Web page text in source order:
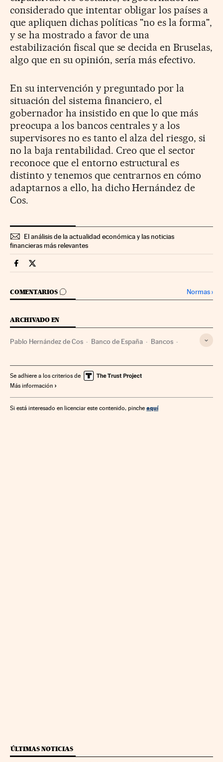
considerado que intentar obligar los países a
que apliquen dichas políticas "no es la forma",
y se ha mostrado a favor de una
estabilización fiscal que se decida en Bruselas,
algo que en su opinión, sería más efectivo.
En su intervención y preguntado por la
situación del sistema financiero, el
gobernador ha insistido en que lo que más
preocupa a los bancos centrales y a los
supervisores no es tanto el alza del riesgo, si
no la baja rentabilidad. Creo que el sector
reconoce que el entorno estructural es
distinto y tenemos que centrarnos en cómo
adaptarnos a ello, ha dicho Hernández de
Cos.
El análisis de la actualidad económica y las noticias
financieras más relevantes
Companias Cinco Días en Facebook
Companias Cinco Días en Twitter
COMENTARIOS
IR A LOS COMENTARIOS Normas›
ARCHIVADO EN
Pablo Hernández de Cos Banco de España Bancos
Se adhiere a los criterios de
Más información
Si está interesado en licenciar este contenido, pinche aquí
ÚLTIMAS NOTICIAS